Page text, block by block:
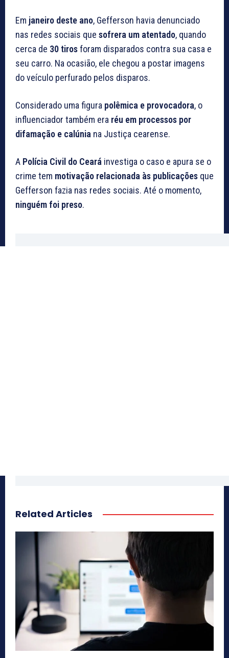
Em janeiro deste ano, Gefferson havia denunciado
nas redes sociais que sofrera um atentado, quando
cerca de 30 tirosforam disparados contra sua casa e
seu carro. Na ocasião, ele chegou a postar imagens
do veículo perfurado pelos disparos.
Considerado uma figura polêmica e provocadora, o
influenciador também era réu em processos por
difamação e calúnia na Justiça cearense.
A Polícia Civil do Ceará investiga o caso e apura se o
crime tem motivação relacionada às publicações que
Gefferson fazia nas redes sociais. Até o momento,
ninguém foi preso.
Related Articles